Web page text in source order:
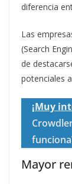
diferencia
Las
(Search
de
potenciales
¡Muy
Mayor